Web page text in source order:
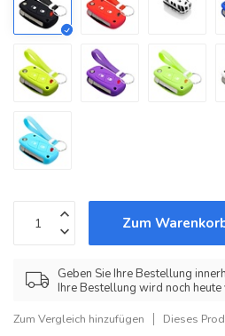
Zum
Geben Sie Ihre Bestellung
Ihre Bestellung wird noch heute
Zum Vergleich hinzufügen Dieses